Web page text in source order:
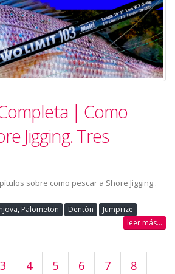
| Como
Jigging. Tres
sobre como pescar a Shore Jigging .
Palometon Dentòn
Jumprize
leer más...
3 4 5 6 7
8